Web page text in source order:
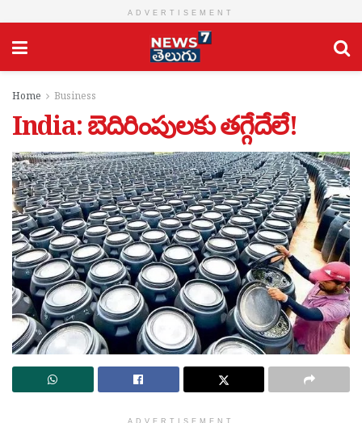
ADVERTISEMENT
Home Business
India: బెదిరింపులకు తగ్గేదేలే!
ADVERTISEMENT